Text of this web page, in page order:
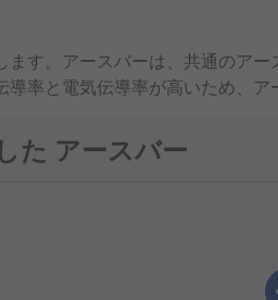
す。アースバーは、共通のア
率と電気伝導率が高いため、ア
た アースバー